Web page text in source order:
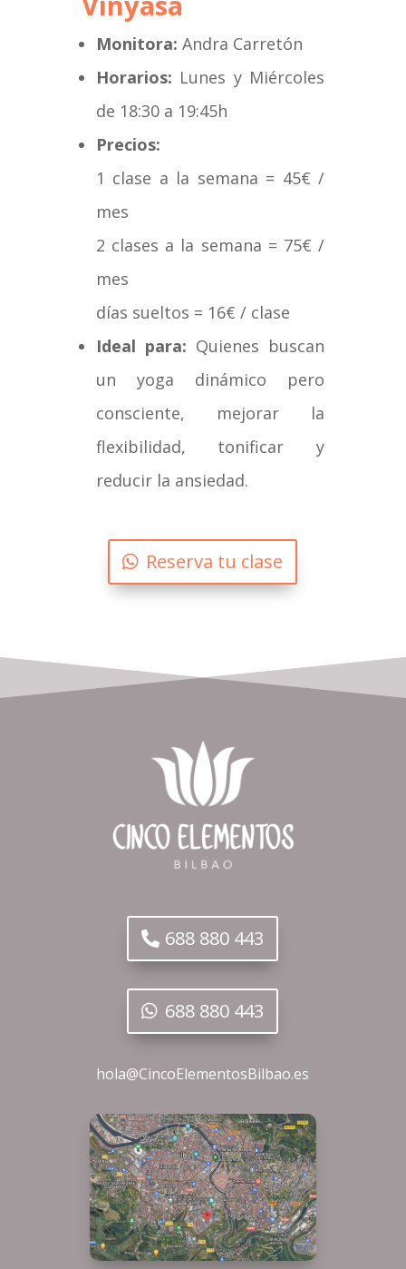
Monitora: Andra Carretón
Horarios: Lunes y Miércoles
de 18:30 a 19:45h
Precios:
1 clase a la semana = 45€ /
mes
2 clases a la semana = 75€ /
mes
días sueltos = 16€ / clase
Ideal para: Quienes buscan
un yoga dinámico pero
consciente, mejorar la
flexibilidad, tonificar y
reducir la ansiedad.
Reserva tu clase
688 880 443
688 880 443
hola@CincoElementosBilbao.es